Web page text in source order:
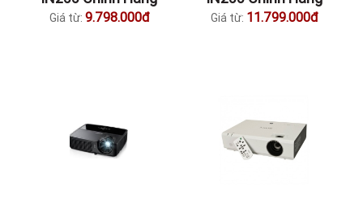
Giá từ: 9.798.000đ Giá từ: 11.799.000đ